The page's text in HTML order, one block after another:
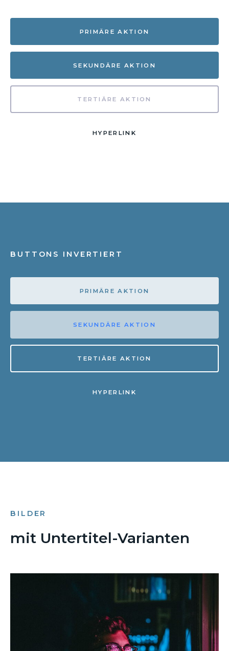
PRIMÄRE AKTION
SEKUNDÄRE AKTION
TERTIÄRE AKTION
HYPERLINK
BUTTONS INVERTIERT
PRIMÄRE AKTION
SEKUNDÄRE AKTION
TERTIÄRE AKTION
HYPERLINK
BILDER
mit Untertitel-Varianten